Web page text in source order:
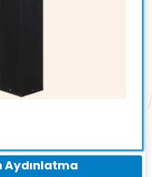
Aydınlatma